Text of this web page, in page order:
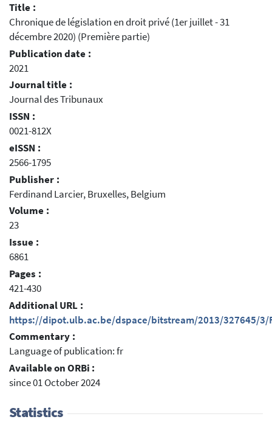
Title :
Chronique de législation en droit privé (1er juillet - 31
décembre 2020) (Première partie)
Publication date :
2021
Journal title :
Journal des Tribunaux
ISSN :
0021-812X
eISSN :
2566-1795
Publisher :
Ferdinand Larcier, Bruxelles, Belgium
Volume :
23
Issue :
6861
Pages :
421-430
Additional URL :
https://dipot.ulb.ac.be/dspace/bitstream/2013/327645/3/
Commentary :
Language of publication: fr
Available on ORBi :
since 01 October 2024
Statistics